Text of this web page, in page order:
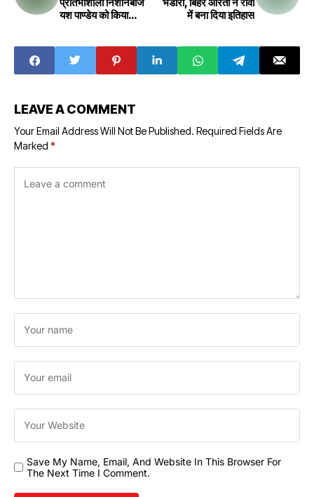
प्रतिभाशाली निशानेबाज
यश पाण्डेय को किया
भंडारा, बिहर आरती ने रीवा
में बना दिया इतिहास
LEAVE A COMMENT
Your Email Address Will Not Be Published. Required Fields Are
Marked *
Save My Name, Email, And Website In This Browser For
The Next Time I Comment.